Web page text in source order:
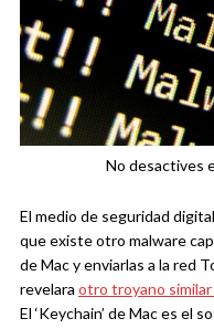
No desactives
El medio de seguridad
que existe otro malware
de Mac y enviarlas a la red
revelara otro troyano similar
El ‘Keychain’ de Mac es el